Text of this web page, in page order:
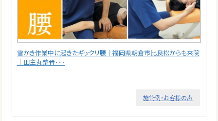
雪かき作業中に起きたギックリ腰｜福岡県朝倉市比良松からも来院
｜田主丸整骨･･･
施術例・お客様の声